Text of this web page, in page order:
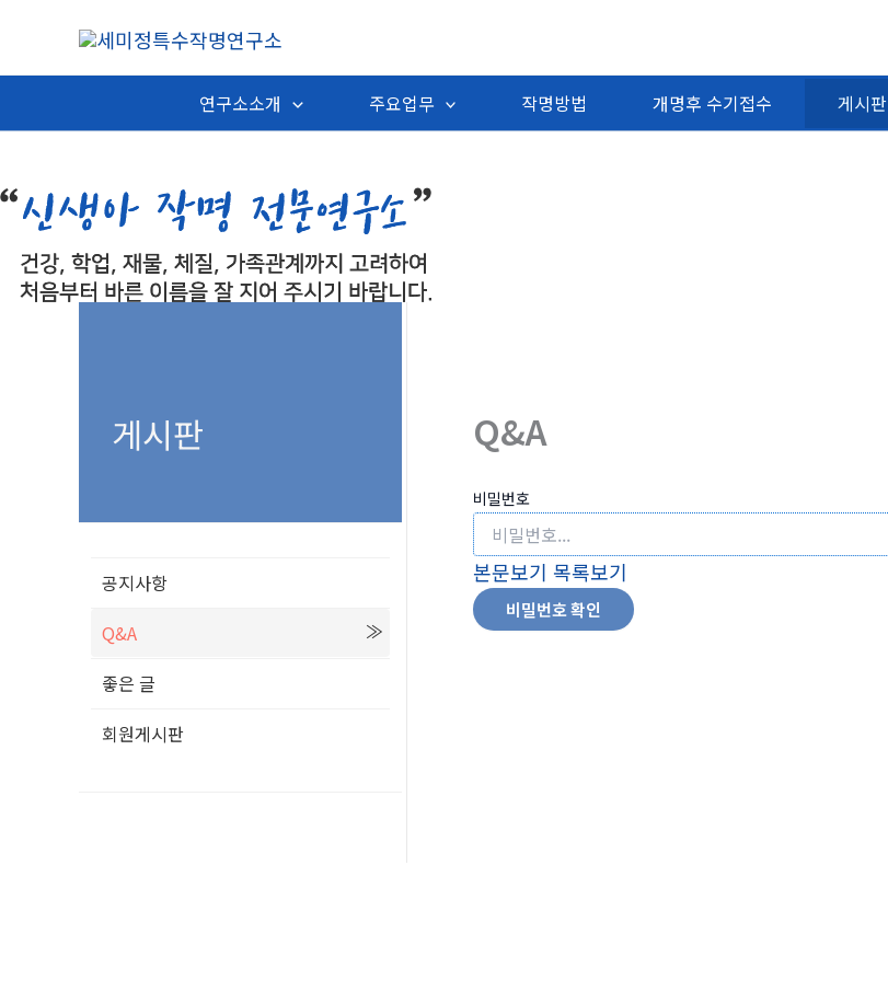
츠
건
뛰
연구소소개 주요업무 작명방법 개명후 수기접수 게시판
게시판
공지사항
Q&A
좋은 글
회원게시판
Q&A
비밀번호
본문보기 목록보기
비밀번호 확인